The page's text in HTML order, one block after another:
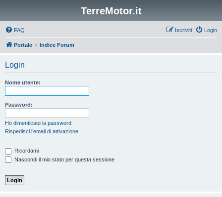
TerreMotor.it
FAQ Login
Iscriviti
Portale Indice Forum
Login
Nome utente:
Password:
Ho dimenticato la password
Rispedisci l’email di attivazione
Ricordami
Nascondi il mio stato per questa sessione